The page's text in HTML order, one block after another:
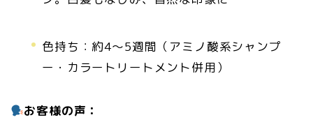
色持ち：約4〜5週間（アミノ酸系シャンプ
ー・カラートリートメント併用）
お客様の声：